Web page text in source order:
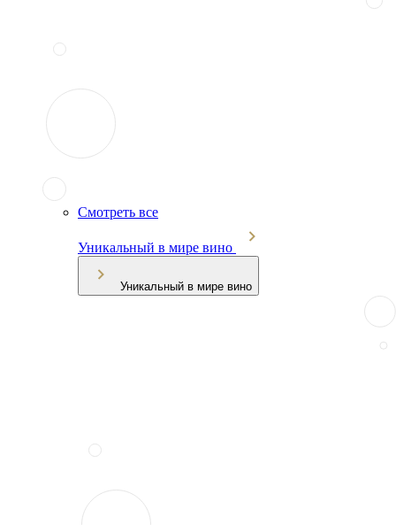
Смотреть все
Уникальный в мире вино
Уникальный в мире вино